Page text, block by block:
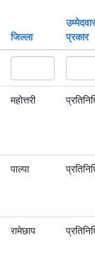
जिल्ला
उम्मेदवार
प्रकार
महोत्तरी
पाल्पा
रामेछाप